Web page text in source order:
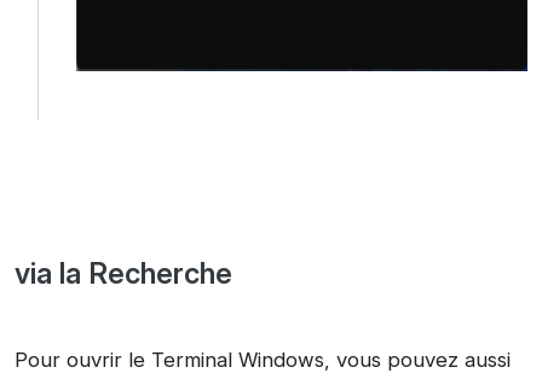
via la Recherche
Pour ouvrir le Terminal Windows, vous pouvez aussi